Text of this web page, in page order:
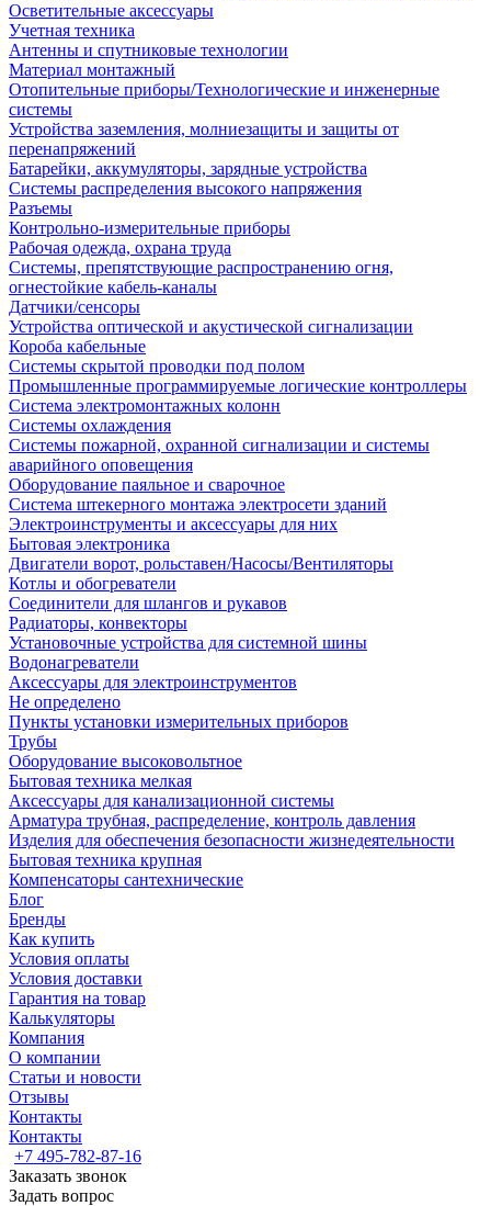
Осветительные аксессуары
Учетная техника
Антенны и спутниковые технологии
Материал монтажный
Отопительные приборы/Технологические и инженерные
системы
Устройства заземления, молниезащиты и защиты от
перенапряжений
Батарейки, аккумуляторы, зарядные устройства
Системы распределения высокого напряжения
Разъемы
Контрольно-измерительные приборы
Рабочая одежда, охрана труда
Системы, препятствующие распространению огня,
огнестойкие кабель-каналы
Датчики/сенсоры
Устройства оптической и акустической сигнализации
Короба кабельные
Системы скрытой проводки под полом
Промышленные программируемые логические контроллеры
Система электромонтажных колонн
Системы охлаждения
Системы пожарной, охранной сигнализации и системы
аварийного оповещения
Оборудование паяльное и сварочное
Система штекерного монтажа электросети зданий
Электроинструменты и аксессуары для них
Бытовая электроника
Двигатели ворот, рольставен/Насосы/Вентиляторы
Котлы и обогреватели
Соединители для шлангов и рукавов
Радиаторы, конвекторы
Установочные устройства для системной шины
Водонагреватели
Аксессуары для электроинструментов
Не определено
Пункты установки измерительных приборов
Трубы
Оборудование высоковольтное
Бытовая техника мелкая
Аксессуары для канализационной системы
Арматура трубная, распределение, контроль давления
Изделия для обеспечения безопасности жизнедеятельности
Бытовая техника крупная
Компенсаторы сантехнические
Блог
Бренды
Как купить
Условия оплаты
Условия доставки
Гарантия на товар
Калькуляторы
Компания
О компании
Статьи и новости
Отзывы
Контакты
Контакты
+7 495-782-87-16
Заказать звонок
Задать вопрос